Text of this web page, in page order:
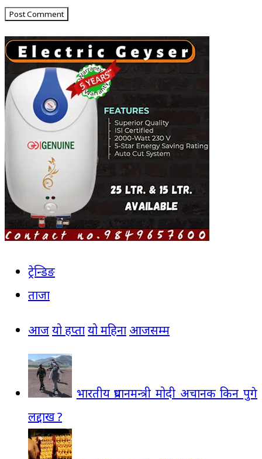
ट्रेन्डिङ
ताजा
आजयो हप्तायो महिना आजसम्म
भारतीय प्रधानमन्त्री मोदी अचानक किन पुगे
लद्दाख ?